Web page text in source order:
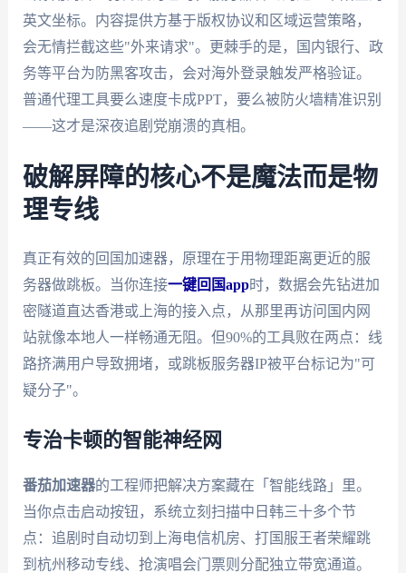
英文坐标。内容提供方基于版权协议和区域运营策略，
会无情拦截这些"外来请求"。更棘手的是，国内银行、政
务等平台为防黑客攻击，会对海外登录触发严格验证。
普通代理工具要么速度卡成PPT，要么被防火墙精准识别
——这才是深夜追剧党崩溃的真相。
破解屏障的核心不是魔法而是物
理专线
真正有效的回国加速器，原理在于用物理距离更近的服
务器做跳板。当你连接一键回国app时，数据会先钻进加
密隧道直达香港或上海的接入点，从那里再访问国内网
站就像本地人一样畅通无阻。但90%的工具败在两点：线
路挤满用户导致拥堵，或跳板服务器IP被平台标记为"可
疑分子"。
专治卡顿的智能神经网
番茄加速器的工程师把解决方案藏在「智能线路」里。
当你点击启动按钮，系统立刻扫描中日韩三十多个节
点：追剧时自动切到上海电信机房、打国服王者荣耀跳
到杭州移动专线、抢演唱会门票则分配独立带宽通道。